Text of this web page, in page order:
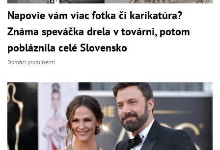
Napovie vám viac fotka či karikatúra?
Známa speváčka drela v továrni, potom
pobláznila celé Slovensko
Domáci prominenti